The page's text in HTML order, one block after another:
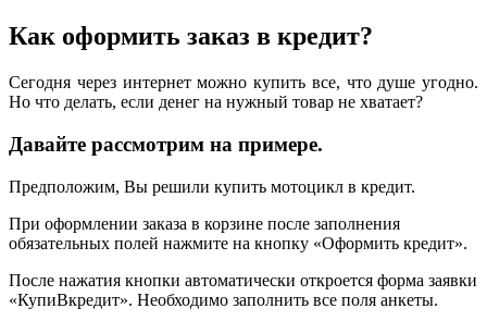
Как оформить заказ в кредит?
Сегодня через интернет можно купить все, что душе угодно.
Но что делать, если денег на нужный товар не хватает?
Давайте рассмотрим на примере.
Предположим, Вы решили купить мотоцикл в кредит.
При оформлении заказа в корзине после заполнения
обязательных полей нажмите на кнопку «Оформить кредит».
После нажатия кнопки автоматически откроется форма заявки
«КупиВкредит». Необходимо заполнить все поля анкеты.